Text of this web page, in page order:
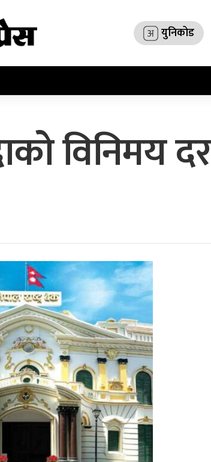
युनिकोड
विनिमय दर